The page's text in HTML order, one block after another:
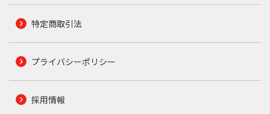
特定商取引法
プライバシーポリシー
採用情報